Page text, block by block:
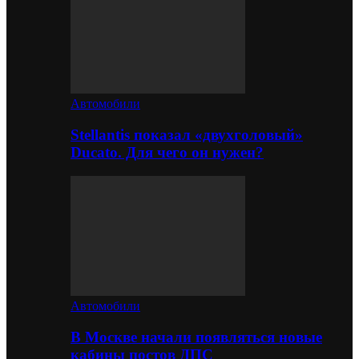
Автомобили
Stellantis показал «двухголовый»
Ducato. Для чего он нужен?
Автомобили
В Москве начали появляться новые
кабины постов ДПС